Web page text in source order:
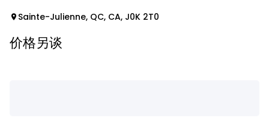
Sainte-Julienne, QC, CA, J0K 2T0
价格另谈